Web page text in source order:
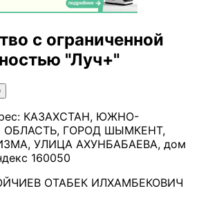
с ограниченной
"Луч+"
КАЗАХСТАН, ЮЖНО-
ОБЛАСТЬ, ГОРОД ШЫМКЕНТ,
УЛИЦА АХУНБАБАЕВА, дом
160050
ОТАБЕК ИЛХАМБЕКОВИЧ